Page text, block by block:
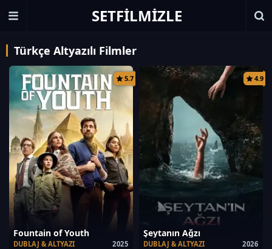
SETFILMIZLE
Türkçe Altyazılı Filmler
5.7
Fountain of Youth
2025
DUBLAJ & ALTYAZI
4.9
Şeytanın Ağzı
2026
DUBLAJ & ALTYAZI